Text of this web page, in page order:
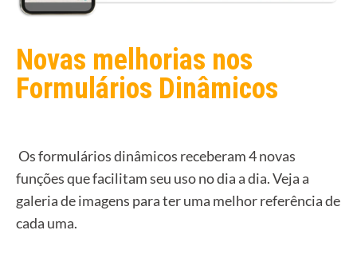
Novas melhorias nos
Formulários Dinâmicos
Os formulários dinâmicos receberam 4 novas
funções que facilitam seu uso no dia a dia. Veja a
galeria de imagens para ter uma melhor referência de
cada uma.